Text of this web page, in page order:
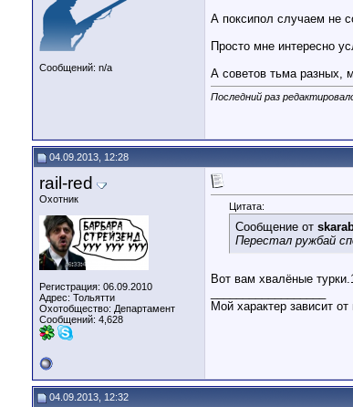
Сообщений: n/a
А поксипол случаем не
Просто мне интересно
А советов тьма разных,
Последний раз
04.09.2013, 12:28
rail-red
Охотник
Регистрация: 06.09.2010
Адрес: Тольятти
Охотобщество: Департамент
Сообщений: 4,628
Цитата:
Сообщение от
Перестал ружбай
Вот вам хвалёные
Мой характер зависит
04.09.2013, 12:32